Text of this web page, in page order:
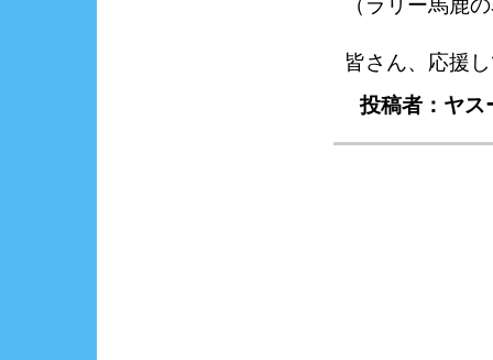
皆さん、応援
投稿者：ヤ